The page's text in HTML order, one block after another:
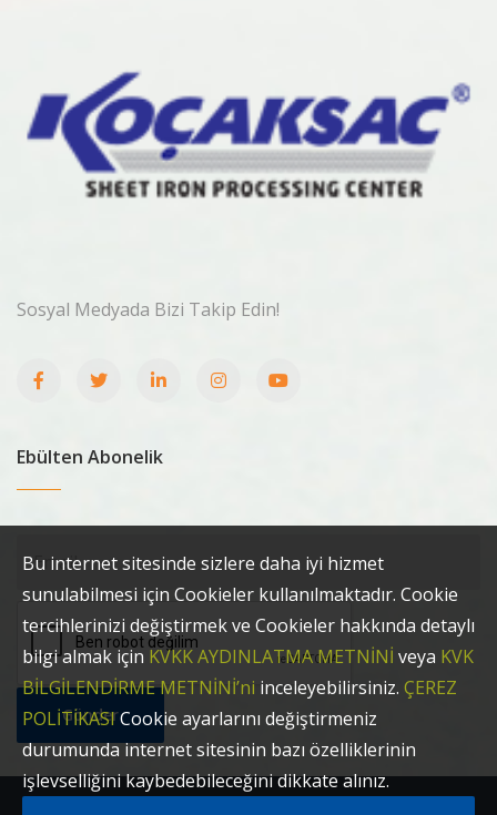
Sosyal Medyada Bizi Takip Edin!
Ebülten Abonelik
Gönder
Bu internet sitesinde sizlere daha iyi hizmet
sunulabilmesi için Cookieler kullanılmaktadır. Cookie
tercihlerinizi değiştirmek ve Cookieler hakkında detaylı
bilgi almak için KVKK AYDINLATMA METNİNİ veya KVK
BİLGİLENDİRME METNİNİ’ni inceleyebilirsiniz. ÇEREZ
POLİTİKASICookie ayarlarını değiştirmeniz
durumunda internet sitesinin bazı özelliklerinin
işlevselliğini kaybedebileceğini dikkate alınız.